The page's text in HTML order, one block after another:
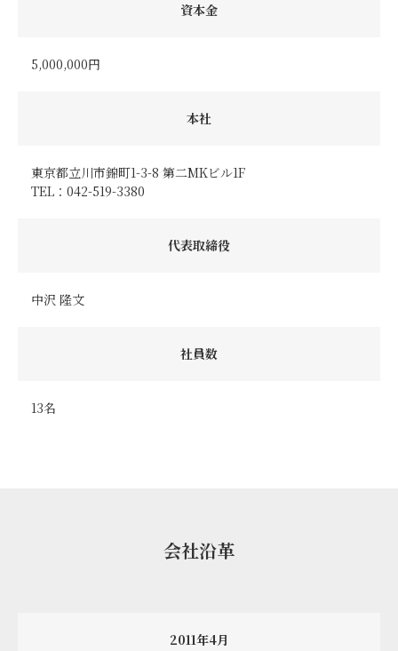
資本金
5,000,000円
本社
東京都立川市錦町1-3-8 第二MKビル1F
TEL：042-519-3380
代表取締役
中沢 隆文
社員数
13名
会社沿革
2011年4月